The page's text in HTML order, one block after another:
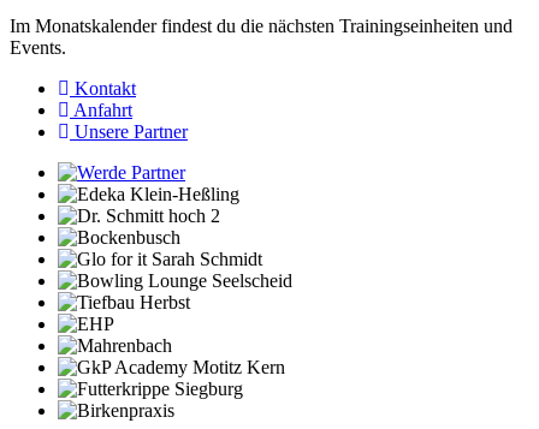
Im Monatskalender findest du die nächsten Trainingseinheiten und
Events.
Kontakt
Anfahrt
Unsere Partner